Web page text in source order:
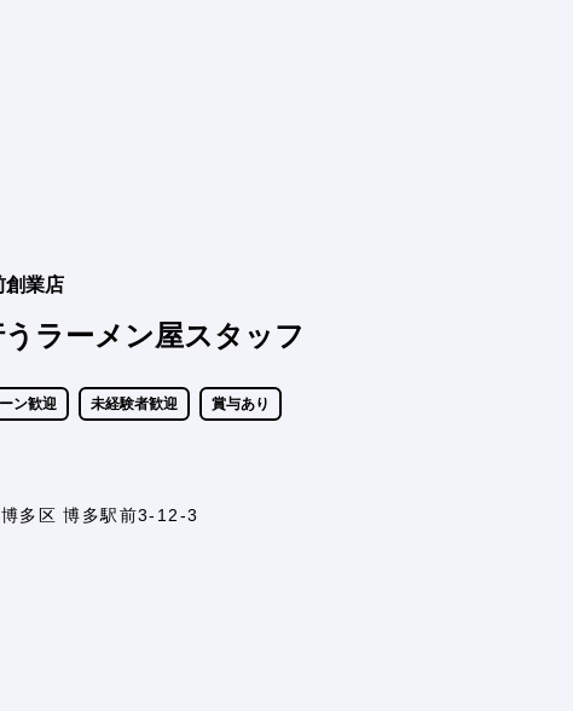
創業店
ラーメン屋スタッフ
ン歓迎 未経験者歓迎 賞与あり
多区 博多駅前3-12-3